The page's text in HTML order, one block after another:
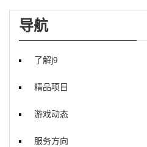
导航
了解j9
精品项目
游戏动态
服务方向